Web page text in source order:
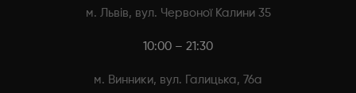
м. Львів, вул. Червоної Калини 35
10:00 – 21:30
м. Винники, вул. Галицька, 76а